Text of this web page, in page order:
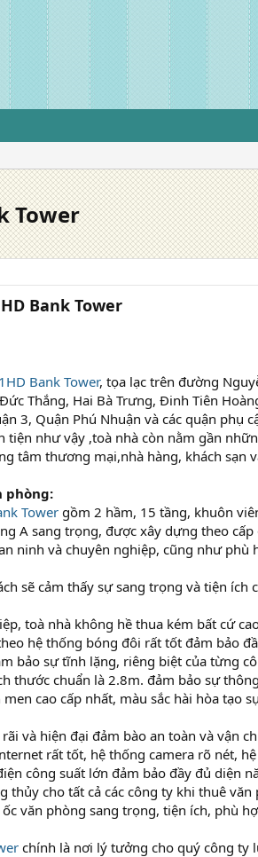
Tower
Bank Tower
HD Bank Tower, tọa lạc trên đường
Thắng, Hai Bà Trưng, Đinh Tiên
3, Quận Phú Nhuận và các quận phụ
tiện như vậy ,toà nhà còn nằm gần
tâm thương mại,nhà hàng, khách sạn
phòng:
Tower gồm 2 hầm, 15 tầng, khuôn
A sang trọng, được xây dựng theo
ninh và chuyên nghiệp, cũng như phù
sẽ cảm thấy sự sang trọng và tiện
toà nhà không hề thua kém bất cứ
hệ thống bóng đôi rất tốt đảm bảo
bảo sự tĩnh lặng, riêng biệt của từng
thước chuẩn là 2.8m. đảm bảo sự
cao cấp nhất, màu sắc hài hòa tạo
và hiện đại đảm bào an toàn và vận
rất tốt, hệ thống camera rõ nét,
công suất lớn đảm bảo đầy đủ diện
thủy cho tất cả các công ty khi thuê
văn phòng sang trọng, tiện ích, phù
chính là nơi lý tưởng cho quý công ty